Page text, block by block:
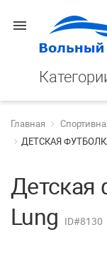
menu
Главная
ДЕТСКАЯ ФУТБОЛКА
Детская
Lung ID#8130